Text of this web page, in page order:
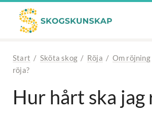
Start / Sköta skog / Röja / Om röjning
röja?
Hur hårt ska jag